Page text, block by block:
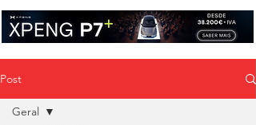
Post
Geral